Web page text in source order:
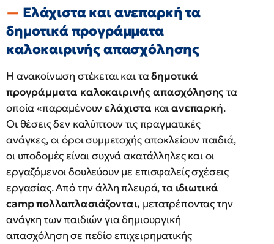
Ελάχιστα και ανεπαρκή τα
δημοτικά προγράμματα
καλοκαιρινής απασχόλησης
Η ανακοίνωση στέκεται και ταδημοτικά
προγράμματα καλοκαιρινής απασχόλησηςτα
οποία «παραμένουνελάχιστα καιανεπαρκή.
Οι θέσεις δεν καλύπτουν τις πραγματικές
ανάγκες, οι όροι συμμετοχής αποκλείουν παιδιά,
οι υποδομές είναι συχνά ακατάλληλες και οι
εργαζόμενοι δουλεύουν με επισφαλείς σχέσεις
εργασίας. Από την άλλη πλευρά, τα ιδιωτικά
camp πολλαπλασιάζονται, μετατρέποντας την
ανάγκη των παιδιών για δημιουργική
απασχόληση σε πεδίο επιχειρηματικής